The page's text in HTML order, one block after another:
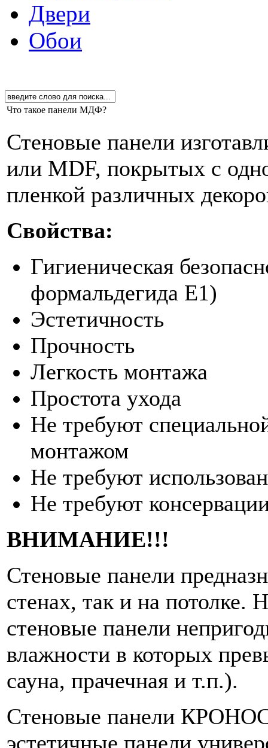
Двери
Обои
Что такое панели МДФ?
Стеновые панели
или MDF, покрытых с
пленкой различных
Свойства:
Гигиеническая
формальдегида Е1)
Эстетичность
Прочность
Легкость монтажа
Простота ухода
Не требуют
монтажом
Не требуют
Не требуют
ВНИМАНИЕ!!!
Стеновые панели
стенах, так и на потолке.
стеновые панели
влажности в которых
сауна, прачечная и т.п.).
Стеновые панели
эстетичные панели